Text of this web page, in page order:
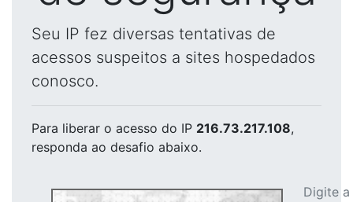
Seu IP fez diversas tentativas de
acessos suspeitos a sites hospedados
conosco.
Para liberar o acesso do IP 216.73.217.108,
responda ao desafio abaixo.
Digite